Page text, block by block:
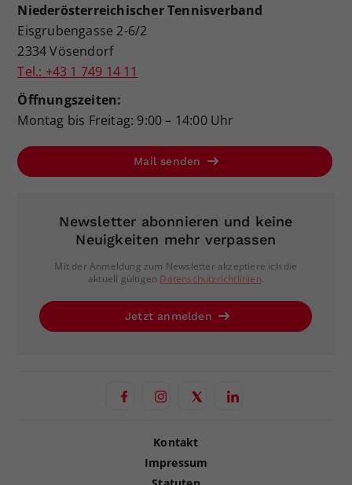
Niederösterreichischer Tennisverband
Eisgrubengasse 2-6/2
2334 Vösendorf
Tel.: +43 1 749 14 11
Öffnungszeiten:
Montag bis Freitag: 9:00 – 14:00 Uhr
Mail senden
Newsletter abonnieren und keine
Neuigkeiten mehr verpassen
Mit der Anmeldung zum Newsletter akzeptiere ich die
aktuell gültigen Datenschutzrichtlinien.
Jetzt anmelden
Kontakt
Impressum